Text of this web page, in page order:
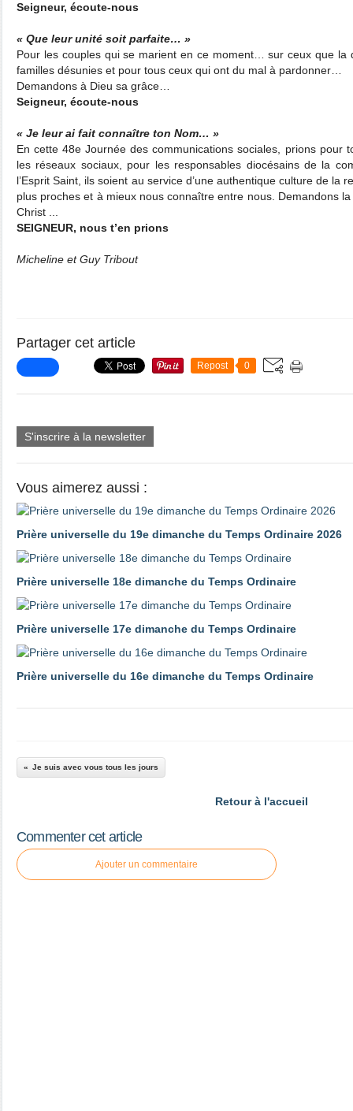
Seigneur, écoute-nous
« Que leur unité soit parfaite… »
Pour les couples qui se marient en ce moment… sur ceux que
familles désunies et pour tous ceux qui ont du mal à pardonner…
Demandons à Dieu sa grâce…
Seigneur, écoute-nous
« Je leur ai fait connaître ton Nom… »
En cette 48e Journée des communications sociales, prions pour
les réseaux sociaux, pour les responsables diocésains de la
l’Esprit Saint, ils soient au service d’une authentique culture de la
plus proches et à mieux nous connaître entre nous. Demandons
Christ ...
SEIGNEUR, nous t’en prions
Micheline et Guy Tribout
Partager cet article
Repost 0
S'inscrire à la newsletter
Vous aimerez aussi :
Prière universelle du 19e dimanche du Temps Ordinaire 2026
Prière universelle 18e dimanche du Temps Ordinaire
Prière universelle 17e dimanche du Temps Ordinaire
Prière universelle du 16e dimanche du Temps Ordinaire
Je suis avec vous tous les jours
Retour à l'accueil
Commenter cet article
Ajouter un commentaire